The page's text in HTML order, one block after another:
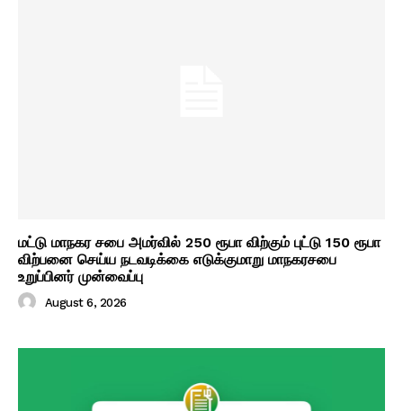
மட்டு மாநகர சபை அமர்வில் 250 ரூபா விற்கும் புட்டு 150 ரூபா
விற்பனை செய்ய நடவடிக்கை எடுக்குமாறு மாநகரசபை
உறுப்பினர் முன்வைப்பு
August 6, 2026